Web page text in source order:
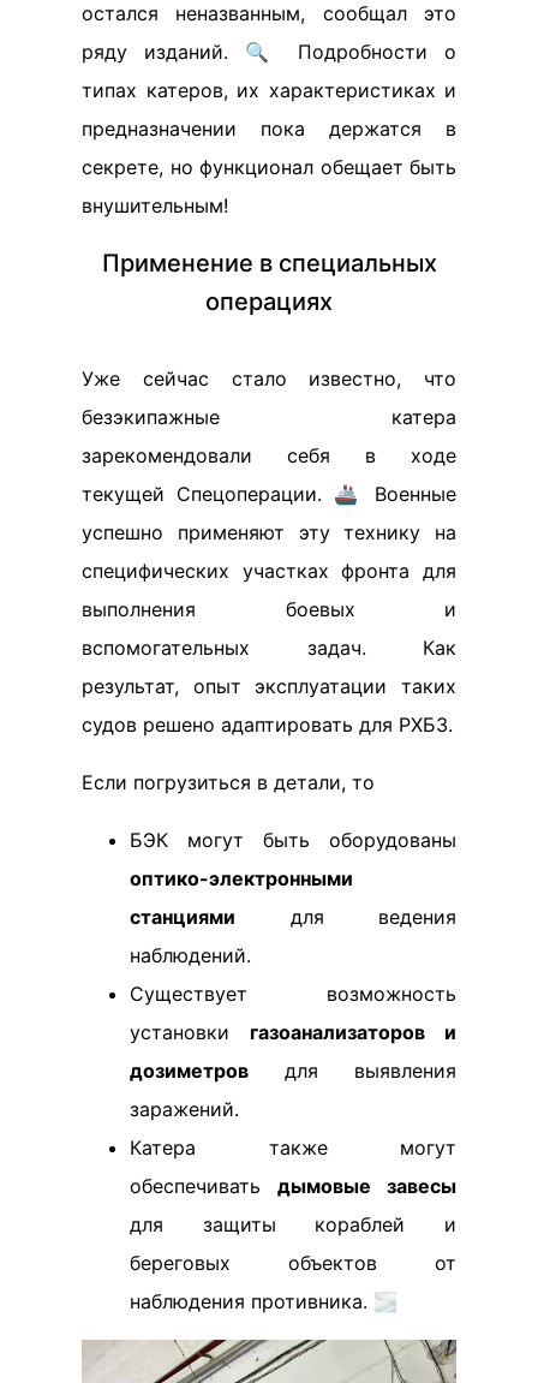
остался неназванным, сообщал это
ряду изданий. 🔍 Подробности о
типах катеров, их характеристиках и
предназначении пока держатся в
секрете, но функционал обещает быть
внушительным!
Применение в специальных
операциях
Уже сейчас стало известно, что
безэкипажные катера
зарекомендовали себя в ходе
текущей Спецоперации. 🚢 Военные
успешно применяют эту технику на
специфических участках фронта для
выполнения боевых и
вспомогательных задач. Как
результат, опыт эксплуатации таких
судов решено адаптировать для РХБЗ.
Если погрузиться в детали, то
БЭК могут быть оборудованы
оптико-электронными
станциями для ведения
наблюдений.
Существует возможность
установки газоанализаторов и
дозиметров для выявления
заражений.
Катера также могут
обеспечивать дымовые завесы
для защиты кораблей и
береговых объектов от
наблюдения противника. 🌫️